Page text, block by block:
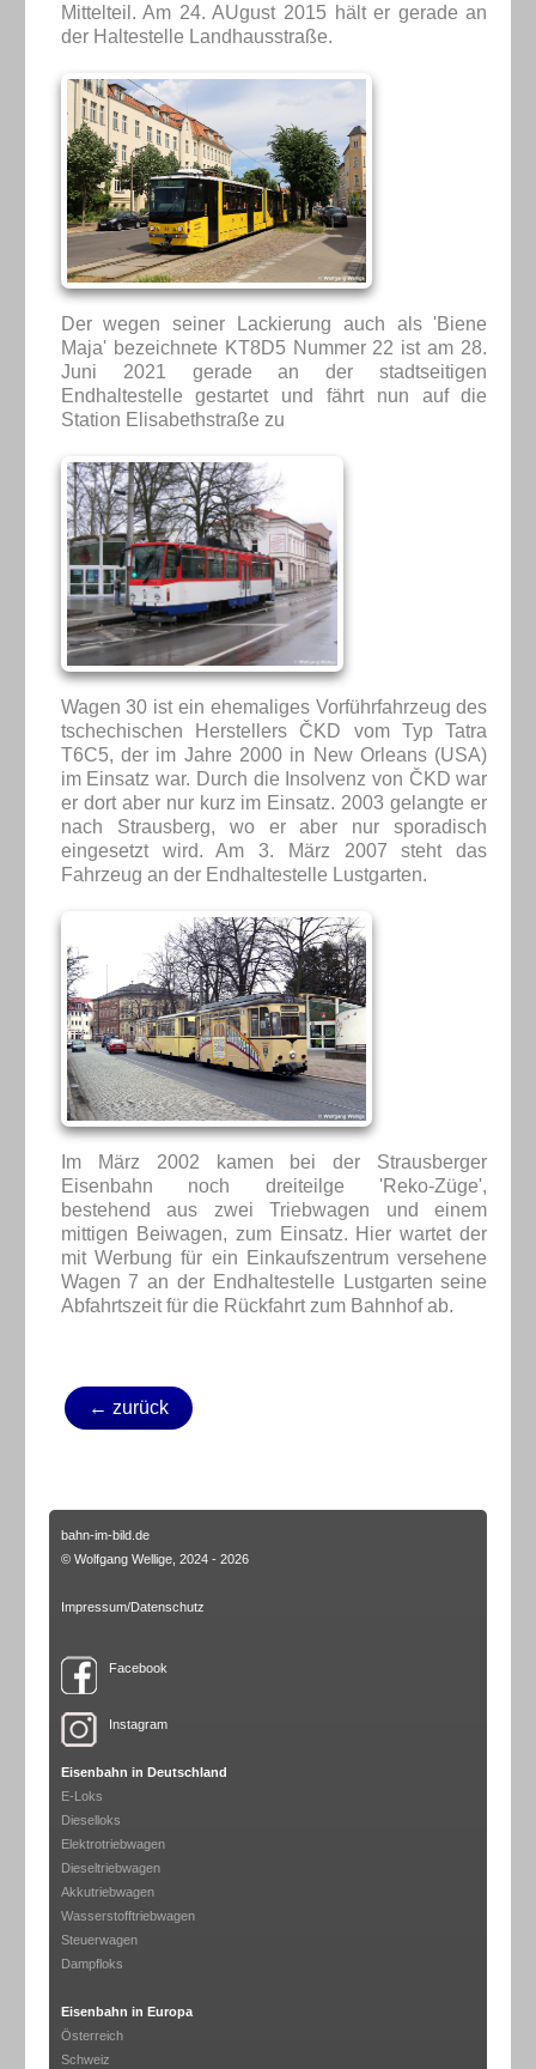
Mittelteil. Am 24. AUgust 2015 hält er gerade an
der Haltestelle Landhausstraße.
Der wegen seiner Lackierung auch als 'Biene
Maja' bezeichnete KT8D5 Nummer 22 ist am 28.
Juni 2021 gerade an der stadtseitigen
Endhaltestelle gestartet und fährt nun auf die
Station Elisabethstraße zu
Wagen 30 ist ein ehemaliges Vorführfahrzeug des
tschechischen Herstellers ČKD vom Typ Tatra
T6C5, der im Jahre 2000 in New Orleans (USA)
im Einsatz war. Durch die Insolvenz von ČKD war
er dort aber nur kurz im Einsatz. 2003 gelangte er
nach Strausberg, wo er aber nur sporadisch
eingesetzt wird. Am 3. März 2007 steht das
Fahrzeug an der Endhaltestelle Lustgarten.
Im März 2002 kamen bei der Strausberger
Eisenbahn noch dreiteilge 'Reko-Züge',
bestehend aus zwei Triebwagen und einem
mittigen Beiwagen, zum Einsatz. Hier wartet der
mit Werbung für ein Einkaufszentrum versehene
Wagen 7 an der Endhaltestelle Lustgarten seine
Abfahrtszeit für die Rückfahrt zum Bahnhof ab.
← zurück
bahn-im-bild.de
© Wolfgang Wellige, 2024 - 2026
Impressum/Datenschutz
Facebook
Instagram
Eisenbahn in Deutschland
E-Loks
Dieselloks
Elektrotriebwagen
Dieseltriebwagen
Akkutriebwagen
Wasserstofftriebwagen
Steuerwagen
Dampfloks
Eisenbahn in Europa
Österreich
Schweiz